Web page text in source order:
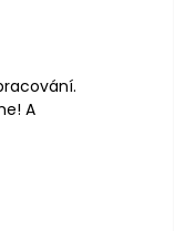
z 5 hvězdiček.
A
z 5 hvězdiček.